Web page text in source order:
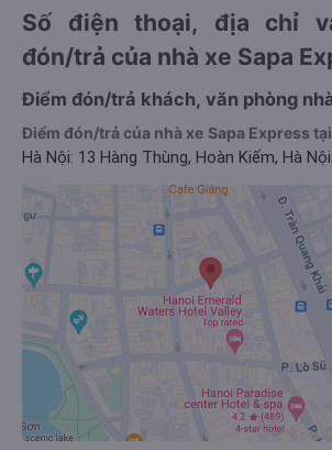
Số điện thoại, địa chỉ
đón/trả của nhà xe Sapa
Điểm đón/trả khách, văn phòng
Điểm đón/trả của nhà xe Sapa Express tại
Hà Nội: 13 Hàng Thùng, Hoàn Kiếm, Hà Nội.